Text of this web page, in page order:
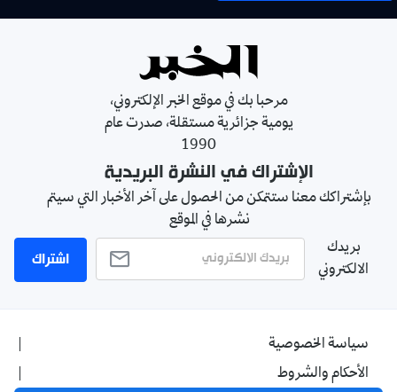
مرحبا بك في موقع الخبر الإلكتروني،
يومية جزائرية مستقلة، صدرت عام
1990
الإشتراك في النشرة البريدية
بإشتراكك معنا ستتمكن من الحصول على آخر الأخبار التي سيتم
نشرها في الموقع
بريدك
الالكتروني
اشتراك
سياسة الخصوصية
الأحكام والشروط